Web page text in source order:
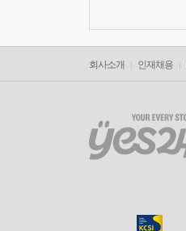
회사소개 인재채용